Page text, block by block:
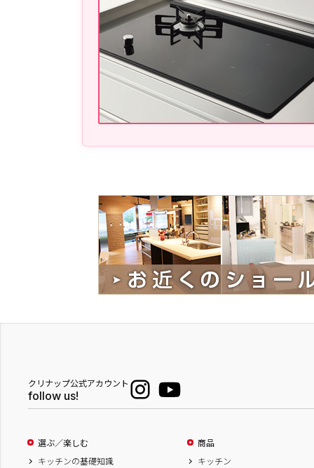
クリナップ公式アカウント
follow us!
選ぶ／楽しむ
キッチンの基礎知識
商品
キッチン